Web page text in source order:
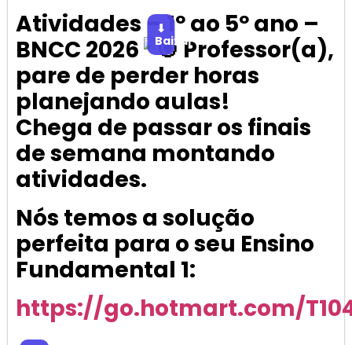
Atividades – 1º ao 5º ano –
BNCC 2026
⬇
BaixarProfessor(a),
pare de perder horas
planejando aulas!
Chega de passar os finais
de semana montando
atividades.
Nós temos a solução
perfeita para o seu Ensino
Fundamental 1:
https://go.hotmart.com/